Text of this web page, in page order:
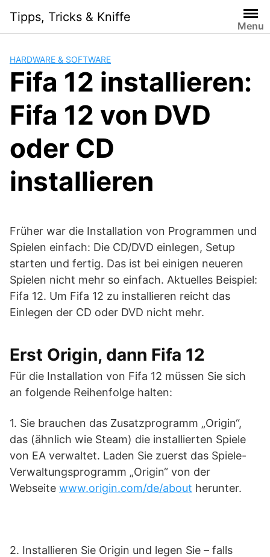
content
Tipps, Tricks & Kniffe
Menu
HARDWARE & SOFTWARE
Fifa 12 installieren:
Fifa 12 von DVD
oder CD
installieren
Früher war die Installation von Programmen und
Spielen einfach: Die CD/DVD einlegen, Setup
starten und fertig. Das ist bei einigen neueren
Spielen nicht mehr so einfach. Aktuelles Beispiel:
Fifa 12. Um Fifa 12 zu installieren reicht das
Einlegen der CD oder DVD nicht mehr.
Erst Origin, dann Fifa 12
Für die Installation von Fifa 12 müssen Sie sich
an folgende Reihenfolge halten:
1. Sie brauchen das Zusatzprogramm „Origin“,
das (ähnlich wie Steam) die installierten Spiele
von EA verwaltet. Laden Sie zuerst das Spiele-
Verwaltungsprogramm „Origin“ von der
Webseite www.origin.com/de/about herunter.
2. Installieren Sie Origin und legen Sie – falls